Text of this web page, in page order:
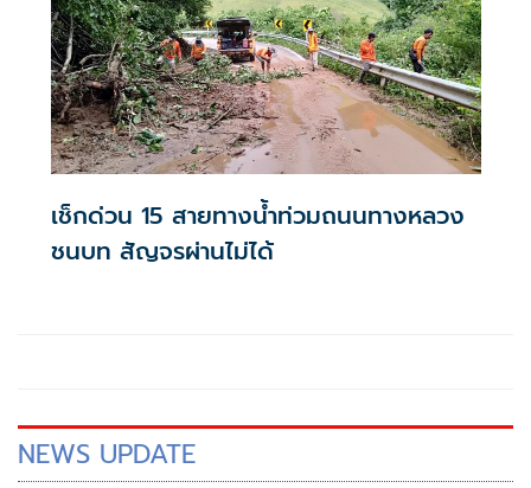
เช็กด่วน 15 สายทางน้ำท่วมถนนทางหลวง
ชนบท สัญจรผ่านไม่ได้
NEWS UPDATE